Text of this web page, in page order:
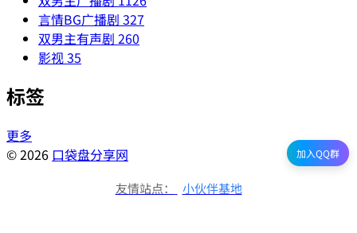
言情BG广播剧 327
双男主有声剧 260
影视35
标签
更多
© 2026 口袋盘分享网 加入QQ群
友情站点： 小伙伴基地